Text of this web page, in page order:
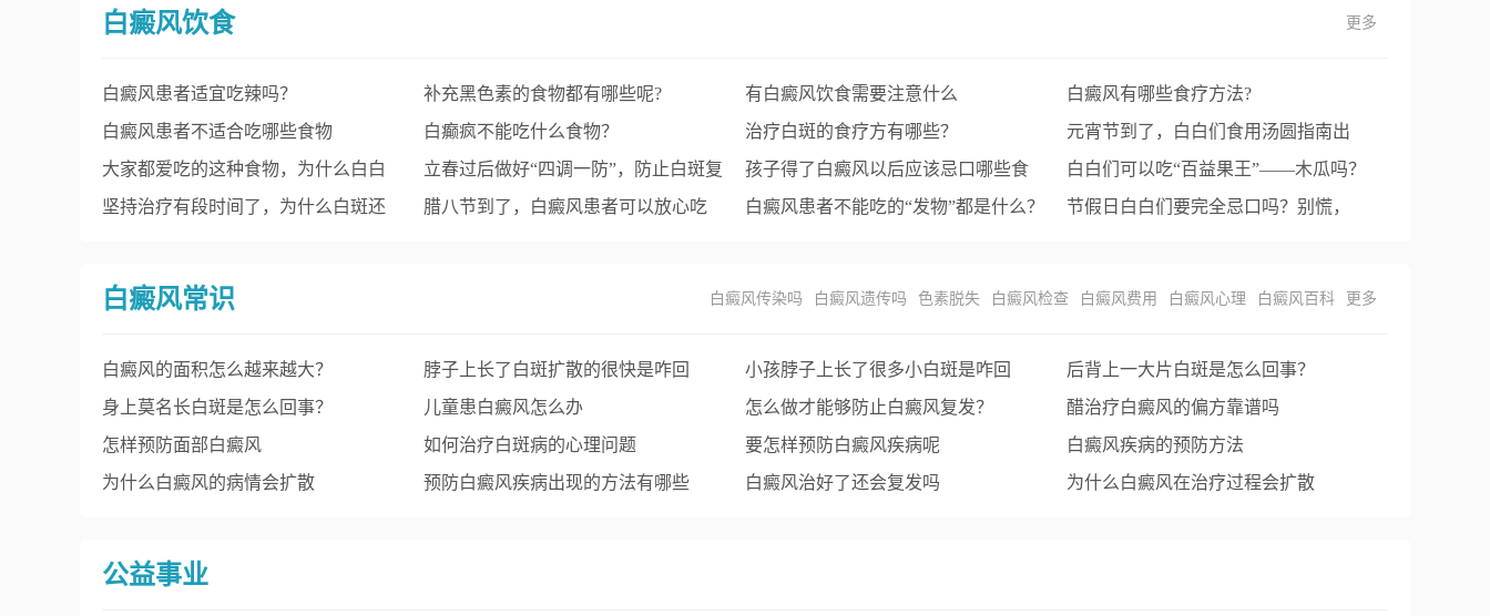
白癜风饮食 更多
白癜风患者适宜吃辣吗？ 补充黑色素的食物都有哪些呢? 有白癜风饮食需要注意什么
白癜风有哪些食疗方法?
白癜风患者不适合吃哪些食物
白癫疯不能吃什么食物？ 治疗白斑的食疗方有哪些？
元宵节到了，白白们食用汤圆指南出
炉！
大家都爱吃的这种食物，为什么白白
不能吃？
立春过后做好“四调一防”，防止白斑复
发！
孩子得了白癜风以后应该忌口哪些食
物？
白白们可以吃“百益果王”——木瓜吗？
坚持治疗有段时间了，为什么白斑还
腊八节到了，白癜风患者可以放心吃
白癜风患者不能吃的“发物”都是什么？
节假日白白们要完全忌口吗？别慌，
白癜风常识 更多
白癜风百科
白癜风心理
白癜风费用
白癜风检查
色素脱失
白癜风遗传吗
白癜风传染吗
白癜风的面积怎么越来越大？
脖子上长了白斑扩散的很快是咋回
事？
小孩脖子上长了很多小白斑是咋回
事？
后背上一大片白斑是怎么回事？
身上莫名长白斑是怎么回事？
儿童患白癜风怎么办 怎么做才能够防止白癜风复发？
醋治疗白癜风的偏方靠谱吗
怎样预防面部白癜风
如何治疗白斑病的心理问题 要怎样预防白癜风疾病呢
白癜风疾病的预防方法
为什么白癜风的病情会扩散
预防白癜风疾病出现的方法有哪些 白癜风治好了还会复发吗 为什么白癜风在治疗过程会扩散
公益事业